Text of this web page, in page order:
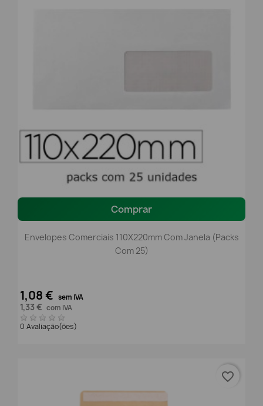
Comprar
Envelopes Comerciais 110X220mm Com Janela (packs
Com 25)
1,08 € sem IVA
1,33 € com IVA
0 Avaliação(ões)
favorite_border